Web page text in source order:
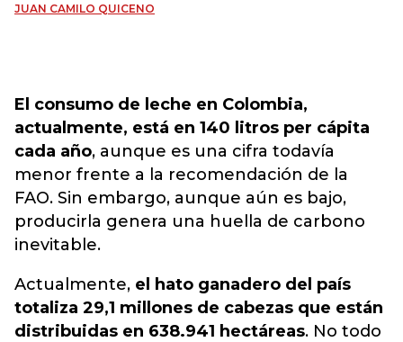
JUAN CAMILO QUICENO
El consumo de leche en Colombia,
actualmente, está en 140 litros per cápita
cada año, aunque es una cifra todavía
menor frente a la recomendación de la
FAO. Sin embargo, aunque aún es bajo,
producirla genera una huella de carbono
inevitable.
Actualmente, el hato ganadero del país
totaliza 29,1 millones de cabezas que están
distribuidas en 638.941 hectáreas. No todo